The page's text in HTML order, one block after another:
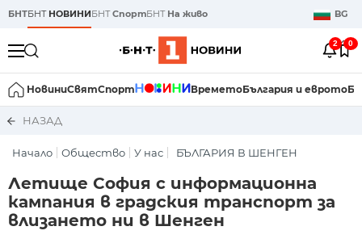
БНТБНТ НОВИНИБНТСпортБНТ На живо BG
2 0
НовиниСвятСпорт ВреметоБългария и еврото
НАЗАД
Начало Общество У нас БЪЛГАРИЯ В ШЕНГЕН
Летище София с информационна
кампания в градския транспорт за
влизането ни в Шенген